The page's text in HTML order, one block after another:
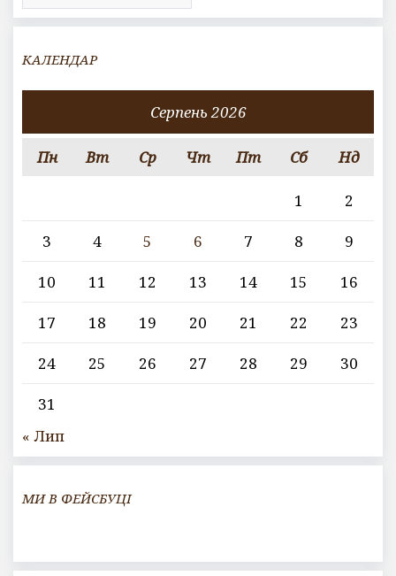
КАЛЕНДАР
Серпень 2026
Пн Вт Ср Чт Пт Сб Нд
1
2
3
4 5 6 7 8
9
10
11 12 13 14 15
16
17
18 19 20 21 22
23
24
25 26 27 28 29
30
31
« Лип
МИ В ФЕЙСБУЦІ